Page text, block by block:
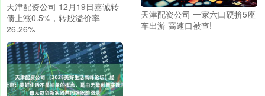
天津配资公司 12月19日嘉诚转
债上涨0.5%，转股溢价率
26.26%
天津配资公司 一家六口硬挤5座
车出游 高速口被查!